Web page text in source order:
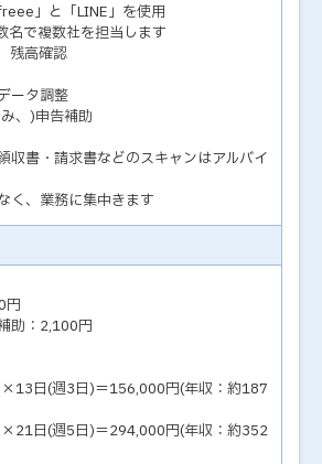
」と「LINE」を使用
名で複数社を担当します
残高確認
ータ調整
、)申告補助
収書・請求書などのスキャンはアルバイ
く、業務に集中きます
円
助：2,100円
日(週3日)＝156,000円(年収：約187
日(週5日)＝294,000円(年収：約352